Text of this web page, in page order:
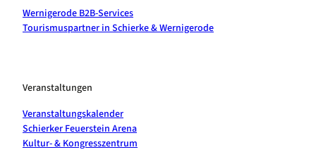
Wernigerode B2B-Services
Tourismuspartner in Schierke & Wernigerode
Veranstaltungen
Veranstaltungskalender
Schierker Feuerstein Arena
Kultur- & Kongresszentrum